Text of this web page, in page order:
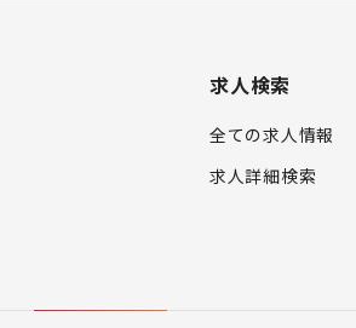
求人検索
全ての求人情報
求人詳細検索